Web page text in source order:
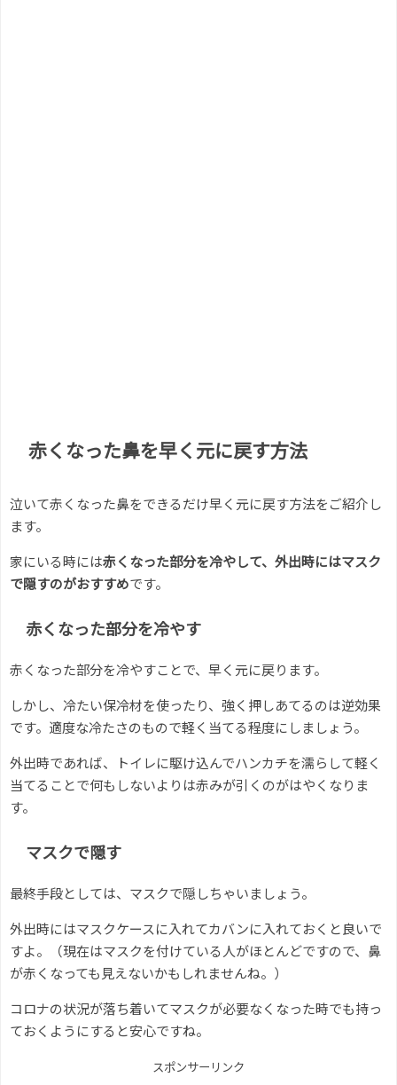
赤くなった鼻を早く元に戻す方法
泣いて赤くなった鼻をできるだけ早く元に戻す方法をご紹介し
ます。
家にいる時には赤くなった部分を冷やして、外出時にはマスク
で隠すのがおすすめです。
赤くなった部分を冷やす
赤くなった部分を冷やすことで、早く元に戻ります。
しかし、冷たい保冷材を使ったり、強く押しあてるのは逆効果
です。適度な冷たさのもので軽く当てる程度にしましょう。
外出時であれば、トイレに駆け込んでハンカチを濡らして軽く
当てることで何もしないよりは赤みが引くのがはやくなりま
す。
マスクで隠す
最終手段としては、マスクで隠しちゃいましょう。
外出時にはマスクケースに入れてカバンに入れておくと良いで
すよ。（現在はマスクを付けている人がほとんどですので、鼻
が赤くなっても見えないかもしれませんね。）
コロナの状況が落ち着いてマスクが必要なくなった時でも持っ
ておくようにすると安心ですね。
スポンサーリンク